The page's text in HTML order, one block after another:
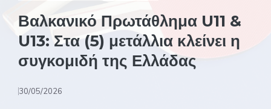
Βαλκανικό Πρωτάθλημα U11 &
U13: Στα (5) μετάλλια κλείνει η
συγκομιδή της Ελλάδας
30/05/2026